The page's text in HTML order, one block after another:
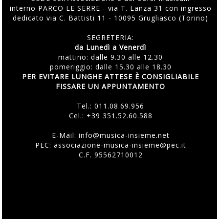
interno PARCO LE SERRE - via T. Lanza 31 con ingresso
dedicato via C. Battisti 11 - 10095 Grugliasco (Torino)
SEGRETERIA:
da Lunedì a Venerdì
mattino: dalle 9.30 alle 12.30
pomeriggio: dalle 15.30 alle 18.30
PER EVITARE LUNGHE ATTESE È CONSIGLIABILE
FISSARE UN APPUNTAMENTO
Tel.:011.08.69.956
Cel.: +39 351.52.60.588
E-Mail: info@musica-insieme.net
PEC: associazione-musica-insieme@pec.it
C.F. 95562710012